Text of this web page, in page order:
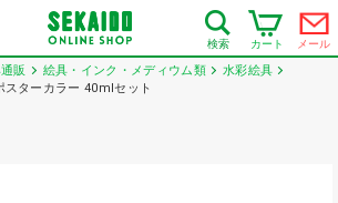
検索 カート メール
販 絵具・インク・メディウム類
水彩絵具
スターカラー 40mlセット